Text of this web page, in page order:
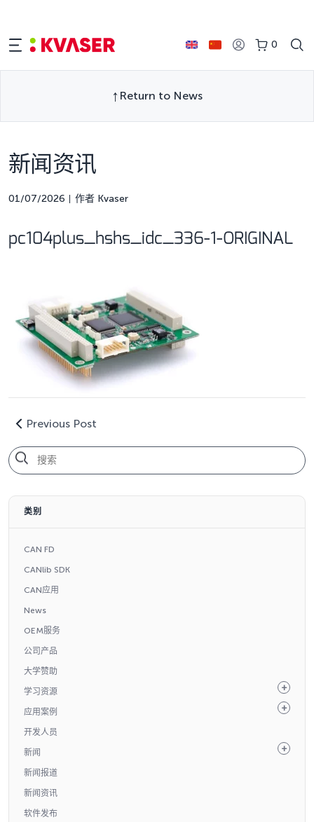
0
Return to News
新闻资讯
01/07/2026 作者 Kvaser
pc104plus_hshs_idc_336-1-ORIGINAL
Previous Post
类别
CAN FD
CANlib SDK
CAN应用
News
OEM服务
公司产品
大学赞助
学习资源
应用案例
开发人员
新闻
新闻报道
新闻资讯
软件发布